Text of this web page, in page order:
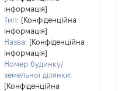
інформація]
Тип: [Конфіденційна
інформація]
Назва: [Конфіденційна
інформація]
Номер будинку/
земельної ділянки:
[Конфіденційна